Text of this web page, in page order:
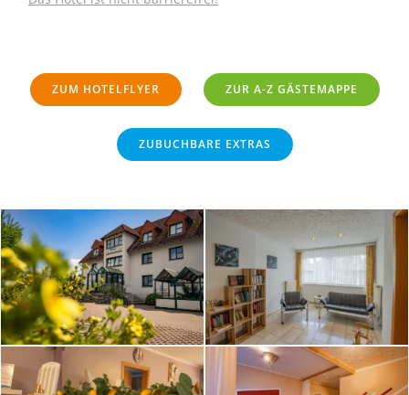
ZUM HOTELFLYER ZUR A-Z GÄSTEMAPPE
ZUBUCHBARE EXTRAS